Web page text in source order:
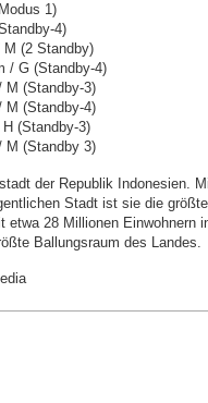
1)
4)
M (2 Standby)
/ G (Standby-4)
M (Standby-3)
M (Standby-4)
(Standby-3)
M (Standby 3)
der Republik Indonesien.
Stadt ist sie die
etwa 28 Millionen Einwohnern
Ballungsraum des Landes.